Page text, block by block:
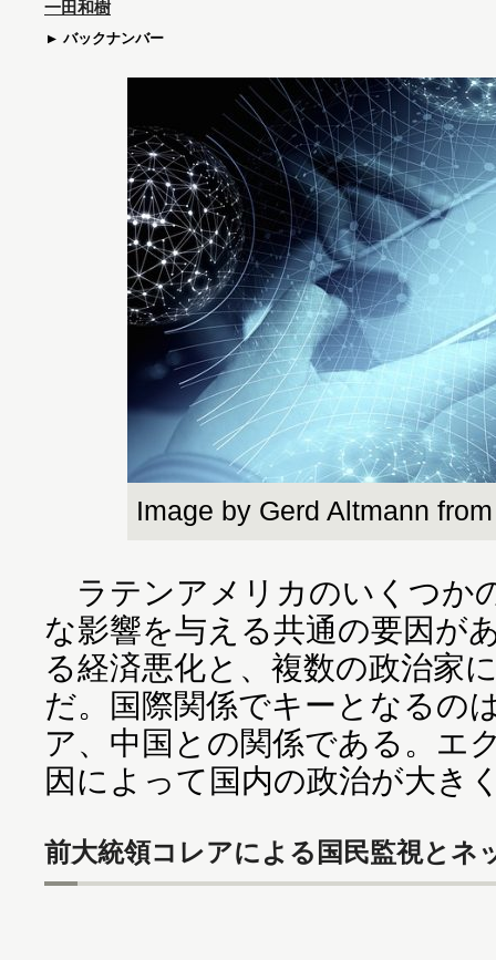
一田和樹
バックナンバー
Image by Gerd Altmann
ラテンアメリカのいくつか
な影響を与える共通の要因が
る経済悪化と、複数の政治家
だ。国際関係でキーとなるの
ア、中国との関係である。エ
因によって国内の政治が大き
前大統領コレアによる国民監視とネ